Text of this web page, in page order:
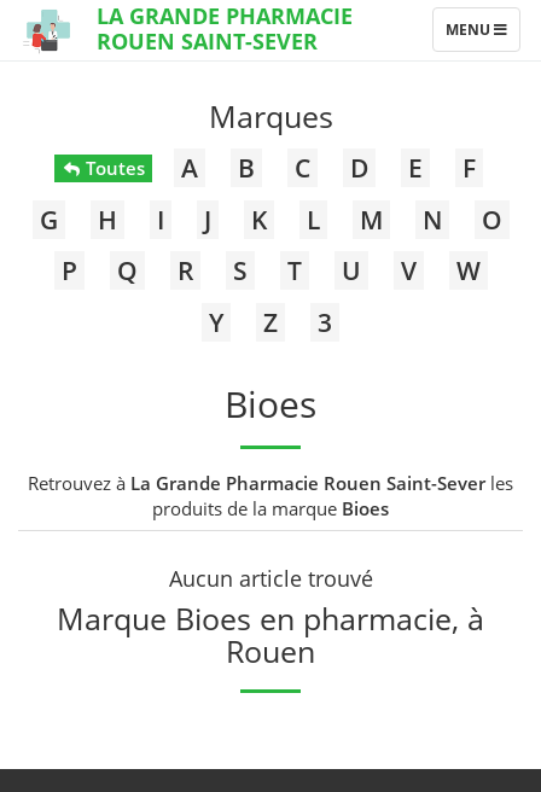
LA GRANDE PHARMACIE
ROUEN SAINT-SEVER
TOGGLE
NAVIGATION
MENU
Marques
Toutes A B C D E
F
G
H I J K L M N
O
P
Q R S T U V
W
Y
Z 3
Bioes
Retrouvez à La Grande Pharmacie Rouen Saint-Severles
produits de la marque Bioes
Aucun article trouvé
Marque Bioes en pharmacie, à
Rouen